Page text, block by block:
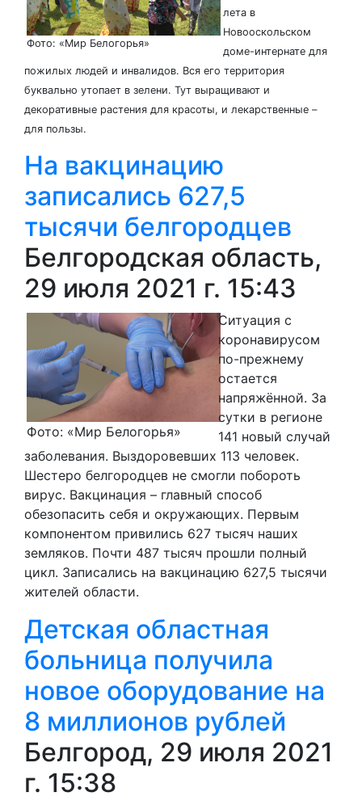
Фото: «Мир Белогорья»
лета в
Новооскольском
доме-интернате для
пожилых людей и инвалидов. Вся его территория
буквально утопает в зелени. Тут выращивают и
декоративные растения для красоты, и лекарственные –
для пользы.
На вакцинацию
записались 627,5
тысячи белгородцев
Белгородская область,
29 июля 2021 г. 15:43
Фото: «Мир Белогорья»
Ситуация с
коронавирусом
по-прежнему
остается
напряжённой. За
сутки в регионе
141 новый случай
заболевания. Выздоровевших 113 человек.
Шестеро белгородцев не смогли побороть
вирус. Вакцинация – главный способ
обезопасить себя и окружающих. Первым
компонентом привились 627 тысяч наших
земляков. Почти 487 тысяч прошли полный
цикл. Записались на вакцинацию 627,5 тысячи
жителей области.
Детская областная
больница получила
новое оборудование на
8 миллионов рублей
Белгород, 29 июля 2021
г. 15:38